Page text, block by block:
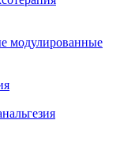
модулированные